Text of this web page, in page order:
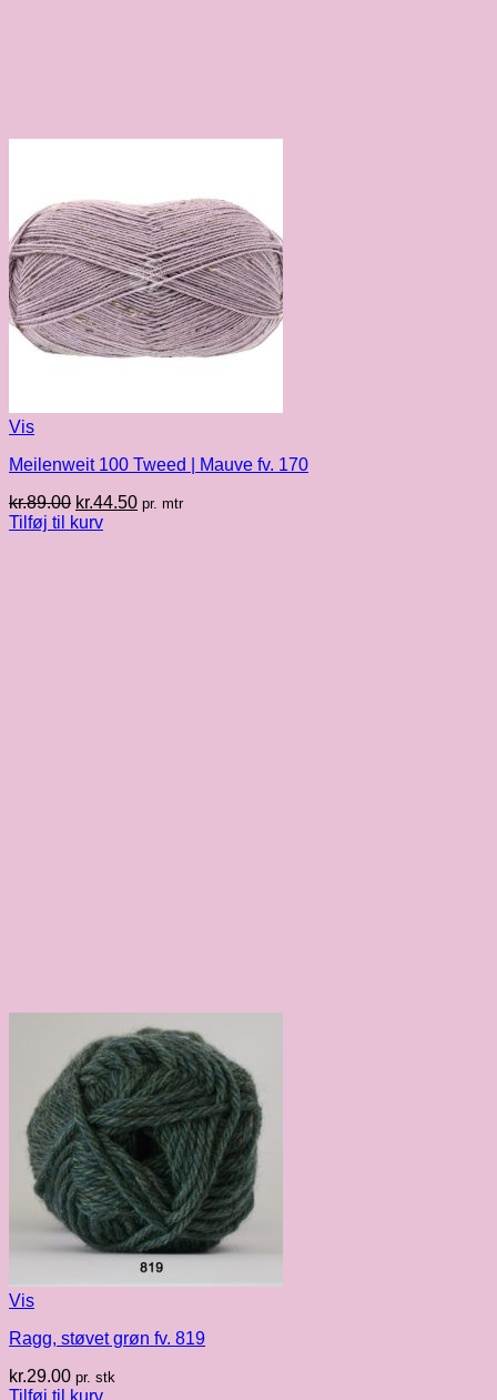
Vis
Meilenweit 100 Tweed | Mauve fv. 170
kr.89.00 Den
oprindelige
kr.44.50Den
pr. mtr
Tilføj til kurv
Vis
Ragg, støvet grøn fv. 819
kr.29.00 pr. stk
Tilføj til kurv